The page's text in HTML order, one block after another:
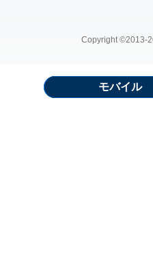
Copyright ©2013-
モバイル